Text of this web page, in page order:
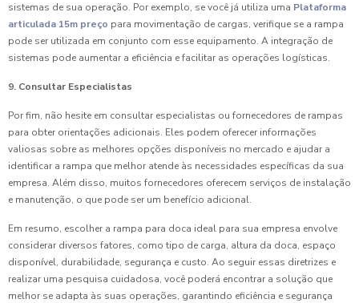
sistemas de sua operação. Por exemplo, se você já utiliza uma Plataforma
articulada 15m preço para movimentação de cargas, verifique se a rampa
pode ser utilizada em conjunto com esse equipamento. A integração de
sistemas pode aumentar a eficiência e facilitar as operações logísticas.
9. Consultar Especialistas
Por fim, não hesite em consultar especialistas ou fornecedores de rampas
para obter orientações adicionais. Eles podem oferecer informações
valiosas sobre as melhores opções disponíveis no mercado e ajudar a
identificar a rampa que melhor atende às necessidades específicas da sua
empresa. Além disso, muitos fornecedores oferecem serviços de instalação
e manutenção, o que pode ser um benefício adicional.
Em resumo, escolher a rampa para doca ideal para sua empresa envolve
considerar diversos fatores, como tipo de carga, altura da doca, espaço
disponível, durabilidade, segurança e custo. Ao seguir essas diretrizes e
realizar uma pesquisa cuidadosa, você poderá encontrar a solução que
melhor se adapta às suas operações, garantindo eficiência e segurança